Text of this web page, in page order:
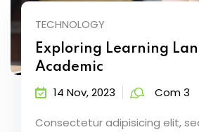
TECHNOLOGY
Exploring Learning
Academic
14 Nov, 2023 Com 3
Consectetur adipisicing elit,